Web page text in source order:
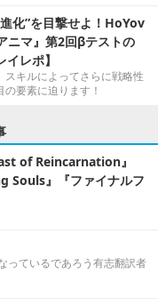
化”を目撃せよ！HoYov
ニマ』第2回βテストの
レポ】
スキルによってさらに戦略性
要素に迫ります！
of Reincarnation』
Souls』『ファイナルフ
っているであろう有志翻訳者